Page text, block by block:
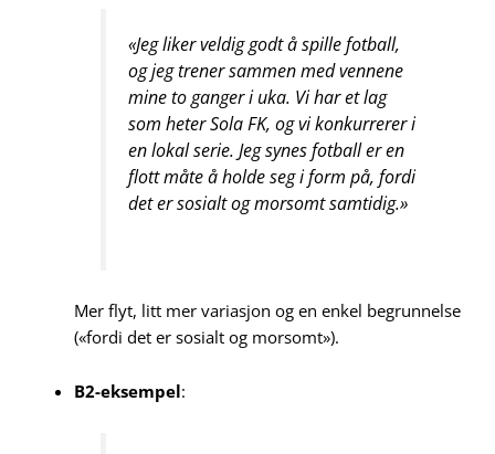
«Jeg liker veldig godt å spille fotball,
og jeg trener sammen med vennene
mine to ganger i uka. Vi har et lag
som heter Sola FK, og vi konkurrerer i
en lokal serie. Jeg synes fotball er en
flott måte å holde seg i form på, fordi
det er sosialt og morsomt samtidig.»
Mer flyt, litt mer variasjon og en enkel begrunnelse
(«fordi det er sosialt og morsomt»).
B2-eksempel: